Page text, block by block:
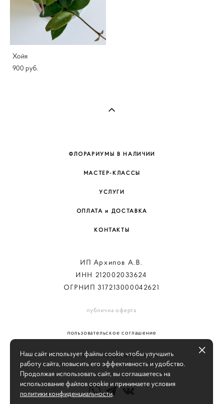
Хойя
900 pуб.
ФЛОРАРИУМЫ В НАЛИЧИИ
МАСТЕР-КЛАССЫ
УСЛУГИ
ОПЛАТА и ДОСТАВКА
КОНТАКТЫ
ИП Архипов А.В.
ИНН 212002033624
ОГРНИП 317213000042621
публична оферта
пользовательское соглашение
политика конфиденциальности
Наш сайт использует файлы cookie чтобы улучшить
работу сайта, повысить его эффективность и удобство.
Продолжая использовать сайт, вы соглашаетесь на
использование файлов cookie и принимаете условия
политики конфиденциальности.